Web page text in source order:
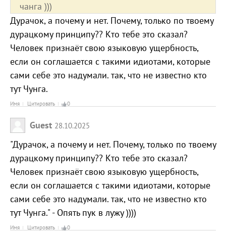
чанга )))
Дурачок, а почему и нет. Почему, только по твоему
дурацкому принципу?? Кто тебе это сказал?
Человек признаёт свою языковую ущербность,
если он соглашается с такими идиотами, которые
сами себе это надумали. так, что не известно кто
тут Чунга.
Имя Цитировать 0
Guest 28.10.2025
"Дурачок, а почему и нет. Почему, только по твоему
дурацкому принципу?? Кто тебе это сказал?
Человек признаёт свою языковую ущербность,
если он соглашается с такими идиотами, которые
сами себе это надумали. так, что не известно кто
тут Чунга." - Опять пук в лужу ))))
Имя Цитировать 0